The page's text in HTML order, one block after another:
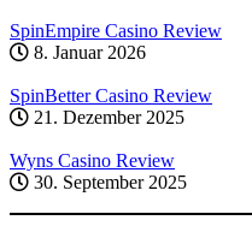
SpinEmpire Casino Review
8. Januar 2026
SpinBetter Casino Review
21. Dezember 2025
Wyns Casino Review
30. September 2025